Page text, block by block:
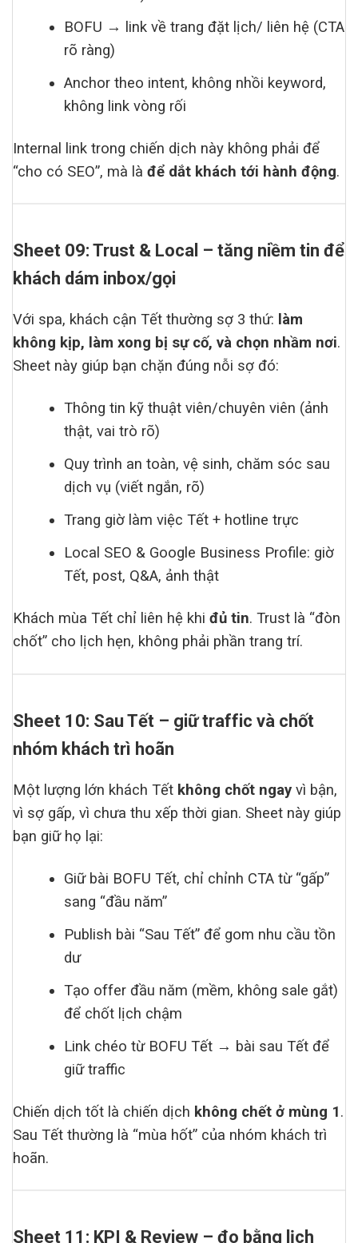
BOFU → link về trang đặt lịch/ liên hệ (CTA
rõ ràng)
Anchor theo intent, không nhồi keyword,
không link vòng rối
Internal link trong chiến dịch này không phải để
“cho có SEO”, mà là để dắt khách tới hành động.
Sheet 09: Trust & Local – tăng niềm tin để
khách dám inbox/gọi
Với spa, khách cận Tết thường sợ 3 thứ: làm
không kịp, làm xong bị sự cố, và chọn nhầm nơi.
Sheet này giúp bạn chặn đúng nỗi sợ đó:
Thông tin kỹ thuật viên/chuyên viên (ảnh
thật, vai trò rõ)
Quy trình an toàn, vệ sinh, chăm sóc sau
dịch vụ (viết ngắn, rõ)
Trang giờ làm việc Tết + hotline trực
Local SEO & Google Business Profile: giờ
Tết, post, Q&A, ảnh thật
Khách mùa Tết chỉ liên hệ khi đủ tin. Trust là “đòn
chốt” cho lịch hẹn, không phải phần trang trí.
Sheet 10: Sau Tết – giữ traffic và chốt
nhóm khách trì hoãn
Một lượng lớn khách Tết không chốt ngay vì bận,
vì sợ gấp, vì chưa thu xếp thời gian. Sheet này giúp
bạn giữ họ lại:
Giữ bài BOFU Tết, chỉ chỉnh CTA từ “gấp”
sang “đầu năm”
Publish bài “Sau Tết” để gom nhu cầu tồn
dư
Tạo offer đầu năm (mềm, không sale gắt)
để chốt lịch chậm
Link chéo từ BOFU Tết → bài sau Tết để
giữ traffic
Chiến dịch tốt là chiến dịch không chết ở mùng 1.
Sau Tết thường là “mùa hốt” của nhóm khách trì
hoãn.
Sheet 11: KPI & Review – đo bằng lịch